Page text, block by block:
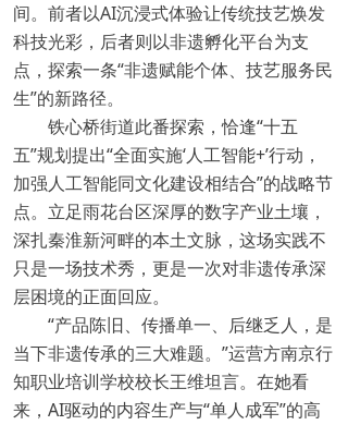
间。前者以AI沉浸式体验让传统技艺焕发
科技光彩，后者则以非遗孵化平台为支
点，探索一条“非遗赋能个体、技艺服务民
生”的新路径。
铁心桥街道此番探索，恰逢“十五
五”规划提出“全面实施‘人工智能+’行动，
加强人工智能同文化建设相结合”的战略节
点。立足雨花台区深厚的数字产业土壤，
深扎秦淮新河畔的本土文脉，这场实践不
只是一场技术秀，更是一次对非遗传承深
层困境的正面回应。
“产品陈旧、传播单一、后继乏人，是
当下非遗传承的三大难题。”运营方南京行
知职业培训学校校长王维坦言。在她看
来，AI驱动的内容生产与“单人成军”的高